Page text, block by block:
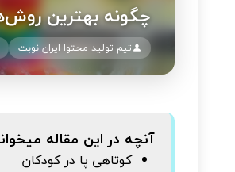
چگونه بهترین
تیم تولید محتوا ایران نوبت
آنچه در این مقاله
کوتاهی پا در کودکان